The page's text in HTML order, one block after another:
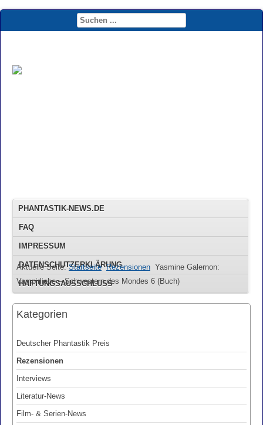
PHANTASTIK-NEWS.DE
FAQ
IMPRESSUM
DATENSCHUTZERKLÄRUNG
HAFTUNGSAUSSCHLUSS
Aktuelle Seite:Startseite Rezensionen Yasmine Galernon:
Vampirliebe – Schwestern des Mondes 6 (Buch)
Kategorien
Deutscher Phantastik Preis
Rezensionen
Interviews
Literatur-News
Film- & Serien-News